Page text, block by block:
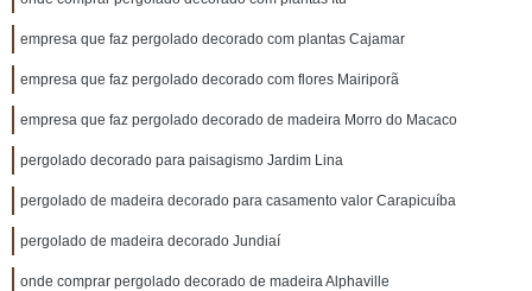
empresa que faz pergolado decorado com plantas Cajamar
empresa que faz pergolado decorado com flores Mairiporã
empresa que faz pergolado decorado de madeira Morro do Macaco
pergolado decorado para paisagismo Jardim Lina
pergolado de madeira decorado para casamento valor Carapicuíba
pergolado de madeira decorado Jundiaí
onde comprar pergolado decorado de madeira Alphaville